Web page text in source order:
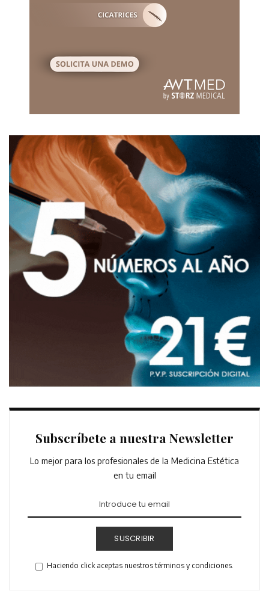
Subscríbete a nuestra Newsletter
Lo mejor para los profesionales de la Medicina Estética
en tu email
SUSCRIBIR
Haciendo click aceptas nuestros términos y condiciones.